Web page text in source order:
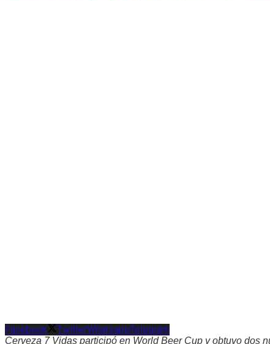
Facebook TwitterWhatsappTelegram
Cerveza 7 Vidas participó en World Beer Cup y obtuvo dos